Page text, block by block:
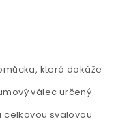
která dokáže
válec určený
svalovou